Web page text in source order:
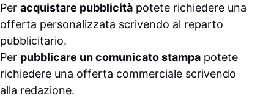
Per acquistare pubblicità potete richiedere una
offerta personalizzata scrivendo al reparto
pubblicitario.
Per pubblicare un comunicato stampa potete
richiedere una offerta commerciale scrivendo
alla redazione.